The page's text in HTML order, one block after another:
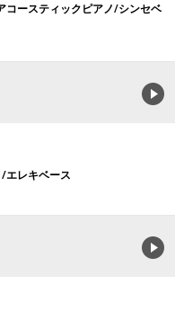
ースティックピアノ/シンセベ
エレキベース